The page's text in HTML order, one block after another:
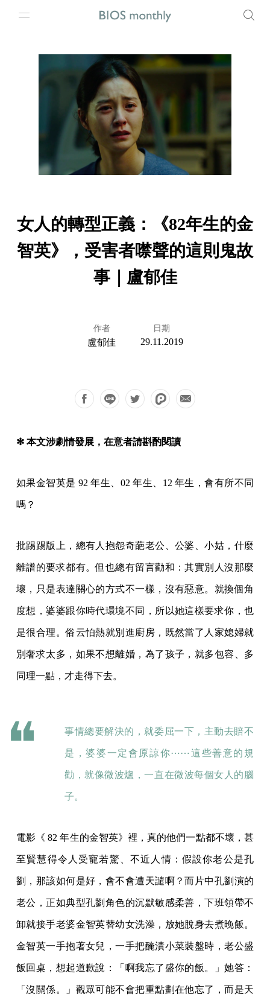
女人的轉型正義：《82年生的金
智英》，受害者噤聲的這則鬼故
事｜盧郁佳
作者
盧郁佳
日期
29.11.2019
✻ 本文涉劇情發展，在意者請斟酌閱讀
如果金智英是 92 年生、02 年生、12 年生，會有所不同
嗎？
批踢踢版上，總有人抱怨奇葩老公、公婆、小姑，什麼
離譜的要求都有。但也總有留言勸和：其實別人沒那麼
壞，只是表達關心的方式不一樣，沒有惡意。就換個角
度想，婆婆跟你時代環境不同，所以她這樣要求你，也
是很合理。俗云怕熱就別進廚房，既然當了人家媳婦就
別奢求太多，如果不想離婚，為了孩子，就多包容、多
同理一點，才走得下去。
事情總要解決的，就委屈一下，主動去賠不
是，婆婆一定會原諒你⋯⋯這些善意的規
勸，就像微波爐，一直在微波每個女人的腦
子。
電影《 82 年生的金智英》裡，真的他們一點都不壞，甚
至賢慧得令人受寵若驚、不近人情：假設你老公是孔
劉，那該如何是好，會不會遭天譴啊？而片中孔劉演的
老公，正如典型孔劉角色的沉默敏感柔善，下班領帶不
卸就接手老婆金智英替幼女洗澡，放她脫身去煮晚飯。
金智英一手抱著女兒，一手把醃漬小菜裝盤時，老公盛
飯回桌，想起道歉說：「啊我忘了盛你的飯。」她答：
「沒關係。」觀眾可能不會把重點劃在他忘了，而是天